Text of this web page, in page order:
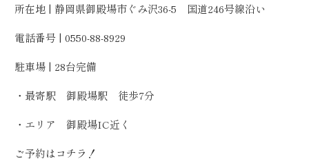
所在地 | 静岡県御殿場市ぐみ沢36-5 国道246号線沿い
電話番号 | 0550-88-8929
駐車場 | 28台完備
・最寄駅 御殿場駅 徒歩7分
・エリア 御殿場IC近く
ご予約はコチラ！